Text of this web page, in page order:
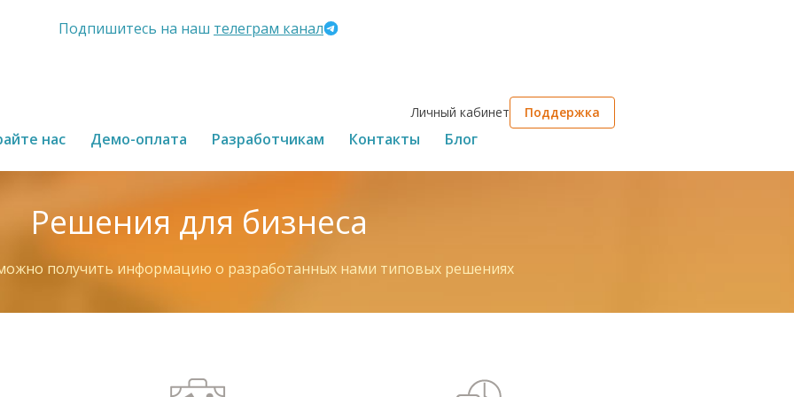
Подпишитесь на наш телеграм канал
нас Демо-оплата Разработчикам Контакты Блог
Поддержка
Личный кабинет
Решения для бизнеса
получить информацию о разработанных нами типовых решениях